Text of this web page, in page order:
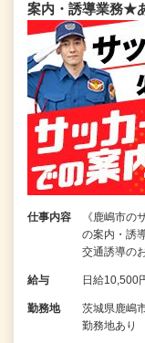
案内・誘導業務★
仕事内容
《鹿嶋市の
の案内・誘
交通誘導の
給与 日給10,500
勤務地
茨城県鹿嶋
勤務地あり